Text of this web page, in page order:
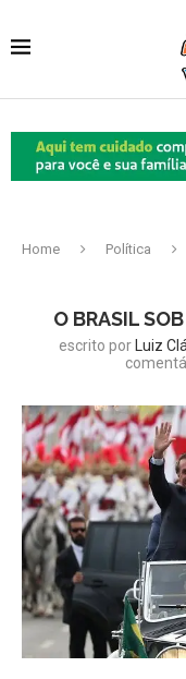
Home Política
O BRASIL
escrito por Luiz